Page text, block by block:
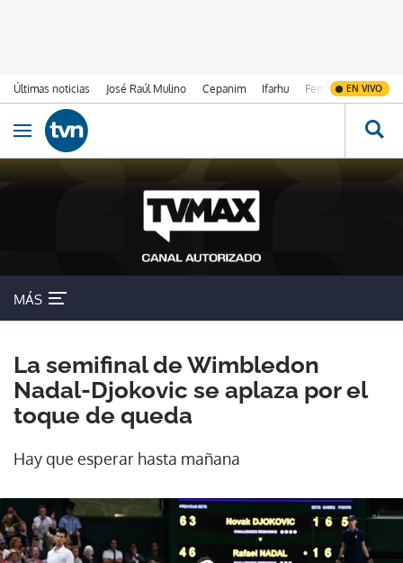
Últimas noticias José Raúl Mulino Cepanim Ifarhu Fenómeno de El
EN VIVO
Ir al contenido
Obrir navegació
MÁS
La semifinal de Wimbledon
Nadal-Djokovic se aplaza por el
toque de queda
Hay que esperar hasta mañana